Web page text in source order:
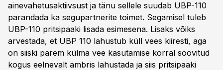
ainevahetusaktiivsust ja tänu sellele suudab UBP-110
parandada ka segupartnerite toimet. Segamisel tuleb
UBP-110 pritsipaaki lisada esimesena. Lisaks võiks
arvestada, et UBP 110 lahustub küll vees kiiresti, aga
on siiski parem külma vee kasutamise korral soovitud
kogus eelnevalt ämbris lahustada ja siis pritsipaaki